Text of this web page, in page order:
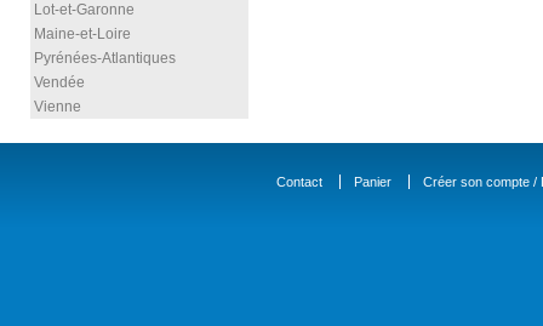
Lot-et-Garonne
Maine-et-Loire
Pyrénées-Atlantiques
Vendée
Vienne
Contact Panier Créer son compte /